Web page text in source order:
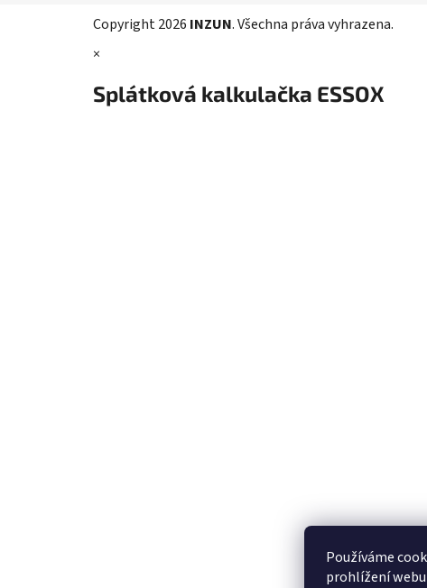
Používáme
prohlížení
Copyright 2026 INZUN. Všechna práva vyhrazena.
×
Splátková kalkulačka ESSOX